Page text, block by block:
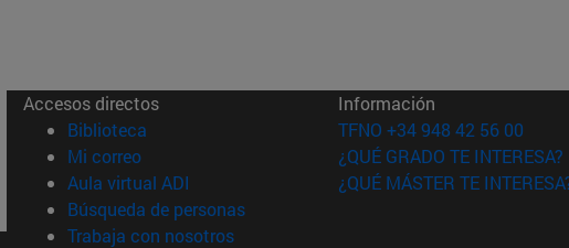
Accesos directos
Biblioteca (abre en nueva ventana)
Mi correo(abre en nueva ventana)
Aula virtual ADI (abre en nueva ventana)
Búsqueda de personas(abre en nueva ventana)
Trabaja con nosotros(abre en nueva ventana)
Información
TFNO +34 948 42 56 00
¿QUÉ GRADO TE INTERESA?
¿QUÉ MÁSTER TE